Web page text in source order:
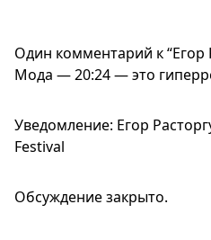
Один комментарий к “Егор
Мода — 20:24 — это
Уведомление: Егор
Festival
Обсуждение закрыто.